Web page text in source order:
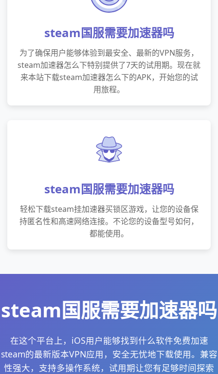
steam国服需要加速器吗
为了确保用户能够体验到最安全、最新的VPN服务，
steam加速器怎么下特别提供了7天的试用期。现在就
来本站下载steam加速器怎么下的APK，开始您的试
用旅程。
steam国服需要加速器吗
轻松下载steam挂加速器买锁区游戏，让您的设备保
持匿名性和高速网络连接。不论您的设备型号如何，
都能使用。
steam国服需要加速器吗
在这个平台上，iOS用户能够找到什么软件免费加速
steam的最新版本VPN应用，安全无忧地下载使用。兼容
性强大，支持多操作系统，试用期让您有足够时间探索